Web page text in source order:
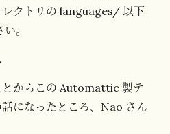
レクトリの languages/ 以下
。
からこの Automattic 製テ
になったところ、Nao さん